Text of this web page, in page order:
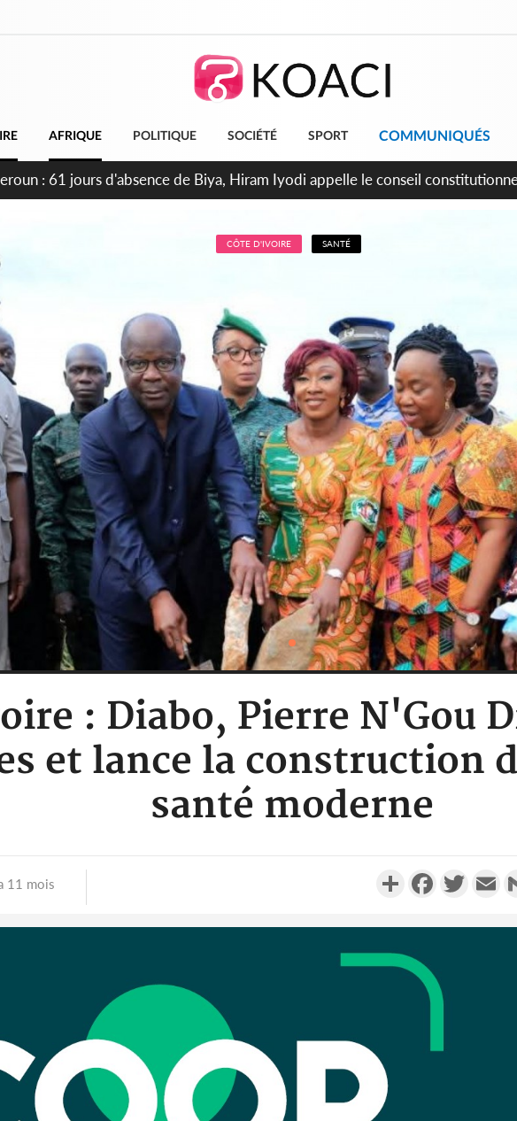
AFRIQUE POLITIQUE SOCIÉTÉ SPORT COMMUNIQUÉS
d'Ivoire : Fin de la pagaille au PDCI-RDA, Lessiehi bannit les mouvements
CÔTE D'IVOIRE SANTÉ
: Diabo, Pierre N'Gou
et lance la construction
santé moderne
11 mois PartagerFacebookTwitter
d'absence
Iyodi